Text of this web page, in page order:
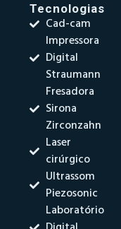
Tecnologias
Cad-cam
Impressora
Digital
Straumann
Fresadora
Sirona
Zirconzahn
Laser
cirúrgico
Ultrassom
Piezosonic
Laboratório